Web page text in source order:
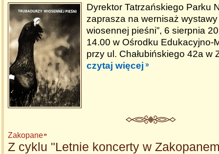
Dyrektor Tatrzańskiego Parku
zaprasza na wernisaż wystawy
wiosennej pieśni”, 6 sierpnia
14.00 w Ośrodku Edukacyjno-
przy ul. Chałubińskiego 42a w
czytaj więcej
Zakopane
Z cyklu "Letnie koncerty w